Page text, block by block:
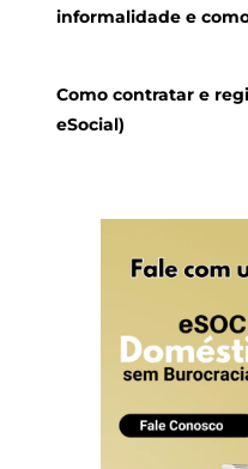
informalidade e
Como contratar e
eSocial)